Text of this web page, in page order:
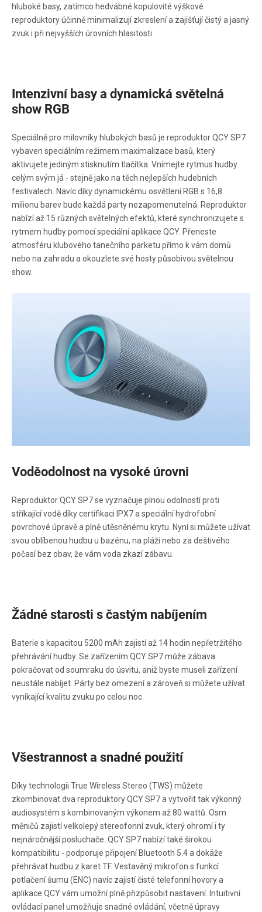
hluboké basy, zatímco hedvábné kopulovité výškové
reproduktory účinně minimalizují zkreslení a zajišťují čistý a jasný
zvuk i při nejvyšších úrovních hlasitosti.
Intenzivní basy a dynamická světelná
show RGB
Speciálně pro milovníky hlubokých basů je reproduktor QCY SP7
vybaven speciálním režimem maximalizace basů, který
aktivujete jediným stisknutím tlačítka. Vnímejte rytmus hudby
celým svým já - stejně jako na těch nejlepších hudebních
festivalech. Navíc díky dynamickému osvětlení RGB s 16,8
milionu barev bude každá party nezapomenutelná. Reproduktor
nabízí až 15 různých světelných efektů, které synchronizujete s
rytmem hudby pomocí speciální aplikace QCY. Přeneste
atmosféru klubového tanečního parketu přímo k vám domů
nebo na zahradu a okouzlete své hosty působivou světelnou
show.
Voděodolnost na vysoké úrovni
Reproduktor QCY SP7 se vyznačuje plnou odolností proti
stříkající vodě díky certifikaci IPX7 a speciální hydrofobní
povrchové úpravě a plně utěsněnému krytu. Nyní si můžete užívat
svou oblíbenou hudbu u bazénu, na pláži nebo za deštivého
počasí bez obav, že vám voda zkazí zábavu.
Žádné starosti s častým nabíjením
Baterie s kapacitou 5200 mAh zajistí až 14 hodin nepřetržitého
přehrávání hudby. Se zařízením QCY SP7 může zábava
pokračovat od soumraku do úsvitu, aniž byste museli zařízení
neustále nabíjet. Párty bez omezení a zároveň si můžete užívat
vynikající kvalitu zvuku po celou noc.
Všestrannost a snadné použití
Díky technologii True Wireless Stereo (TWS) můžete
zkombinovat dva reproduktory QCY SP7 a vytvořit tak výkonný
audiosystém s kombinovaným výkonem až 80 wattů. Osm
měničů zajistí velkolepý stereofonní zvuk, který ohromí i ty
nejnáročnější posluchače. QCY SP7 nabízí také širokou
kompatibilitu - podporuje připojení Bluetooth 5.4 a dokáže
přehrávat hudbu z karet TF. Vestavěný mikrofon s funkcí
potlačení šumu (ENC) navíc zajistí čisté telefonní hovory a
aplikace QCY vám umožní plně přizpůsobit nastavení. Intuitivní
ovládací panel umožňuje snadné ovládání, včetně úpravy